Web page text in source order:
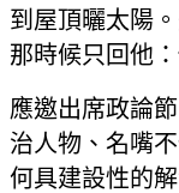
到屋頂曬太陽
那時候只回他
應邀出席政論
治人物、名嘴
何具建設性的